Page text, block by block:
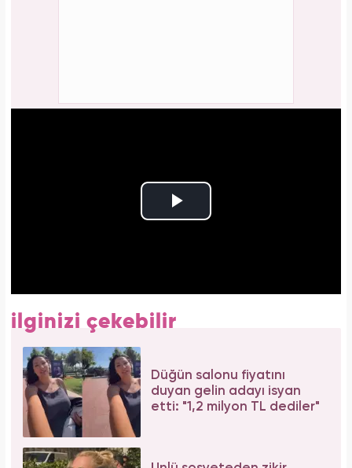
ilginizi çekebilir
Düğün salonu fiyatını
duyan gelin adayı isyan
etti: "1,2 milyon TL dediler"